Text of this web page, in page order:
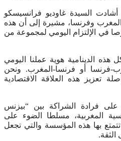
أشادت السيدة غاوديو فرانسيسكو
المغرب وفرنسا، مشيرة إلى أن هذه
في الإلتزام اليومي لمجموعة من
الدينامية هوية عملنا اليومي
فرنسا أو فرنسا-المغرب. ونحن
تعزيز هذه العلاقة الاقتصادية
فرادة الشراكة بين “بيزنس
المغربية، مسلطا الضوء على
تتمتع بها هذه المؤسسة والتي تجعل
الثقة.